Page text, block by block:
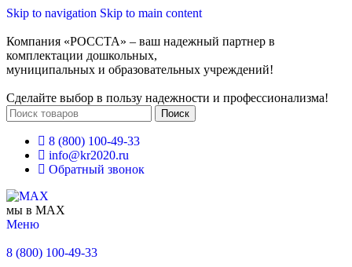
Skip to navigation Skip to main content
Компания «РОССТА» – ваш надежный партнер в
комплектации дошкольных,
муниципальных и образовательных учреждений!
Сделайте выбор в пользу надежности и профессионализма!
Поиск
8 (800) 100-49-33
info@kr2020.ru
Обратный звонок
мы в MAX
Меню
8 (800) 100-49-33